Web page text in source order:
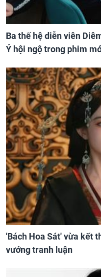
Ba thế hệ diễn viên
Ý hội ngộ trong phim
'Bách Hoa Sát' vừa kết
vướng tranh luận